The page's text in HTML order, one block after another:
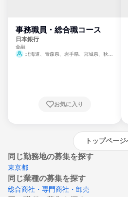
事務職員・総合職コース
日本銀行
金融
北海道、青森県、岩手県、宮城県、秋田
崎県、熊本県、大分県、宮崎県、鹿児島県、
お気に入り
トップページ
同じ勤務地の募集を探す
東京都
同じ業種の募集を探す
総合商社・専門商社・卸売